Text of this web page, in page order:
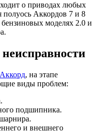
о приводах любых
полуось Аккордов 7 и 8
моделях 2.0 и
, на этапе
виды проблем:
подшипника.
и внешнего